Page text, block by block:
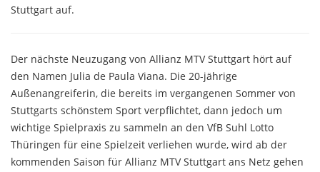
Stuttgart auf.
Der nächste Neuzugang von Allianz MTV Stuttgart hört auf
den Namen Julia de Paula Viana. Die 20-jährige
Außenangreiferin, die bereits im vergangenen Sommer von
Stuttgarts schönstem Sport verpflichtet, dann jedoch um
wichtige Spielpraxis zu sammeln an den VfB Suhl Lotto
Thüringen für eine Spielzeit verliehen wurde, wird ab der
kommenden Saison für Allianz MTV Stuttgart ans Netz gehen